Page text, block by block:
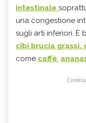
intestinale
una congestione
sugli arti inferiori. È
cibi brucia grassi,
come caffè,